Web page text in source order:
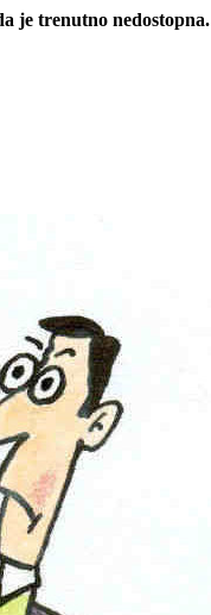
je trenutno nedostopna.